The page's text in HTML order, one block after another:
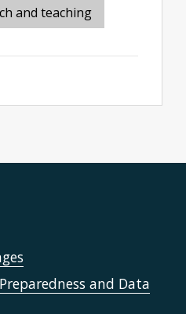
and teaching
and Data